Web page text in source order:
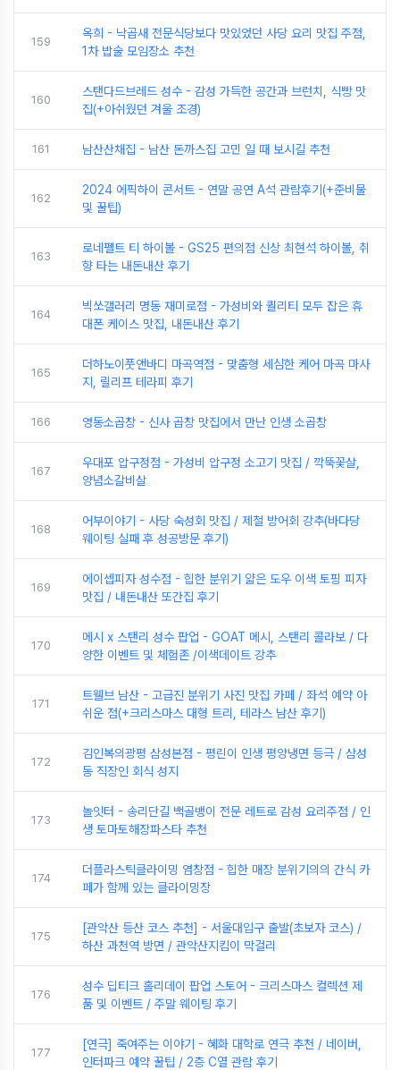
159
옥희 - 낙곱새 전문식당보다 맛있었던 사당 요리 맛집 주점,
1차 밥술 모임장소 추천
160
스탠다드브레드 성수 - 감성 가득한 공간과 브런치, 식빵 맛
집(+아쉬웠던 겨울 조경)
161 남산산채집 - 남산 돈까스집 고민 일 때 보시길 추천
162
2024 에픽하이 콘서트 - 연말 공연 A석 관람후기(+준비물
및 꿀팁)
163
로네펠트 티 하이볼 - GS25 편의점 신상 최현석 하이볼, 취
향 타는 내돈내산 후기
164
빅쏘갤러리 명동 재미로점 - 가성비와 퀄리티 모두 잡은 휴
대폰 케이스 맛집, 내돈내산 후기
165
더하노이풋앤바디 마곡역점 - 맞춤형 세심한 케어 마곡 마사
지, 릴리프 테라피 후기
166 영동소곱창 - 신사 곱창 맛집에서 만난 인생 소곱창
167
우대포 압구정점 - 가성비 압구정 소고기 맛집 / 깍뚝꽃살,
양념소갈비살
168
어부이야기 - 사당 숙성회 맛집 / 제철 방어회 강추(바다당
웨이팅 실패 후 성공방문 후기)
169
에이셉피자 성수점 - 힙한 분위기 얇은 도우 이색 토핑 피자
맛집 / 내돈내산 또간집 후기
170
메시 x 스탠리 성수 팝업 - GOAT 메시, 스탠리 콜라보 / 다
양한 이벤트 및 체험존 /이색데이트 강추
171
트웰브 남산 - 고급진 분위기 사진 맛집 카페 / 좌석 예약 아
쉬운 점(+크리스마스 대형 트리, 테라스 남산 후기)
172
김인복의광평 삼성본점 - 평린이 인생 평양냉면 등극 / 삼성
동 직장인 회식 성지
173
놀잇터 - 송리단길 백골뱅이 전문 레트로 감성 요리주점 / 인
생 토마토해장파스타 추천
174
더플라스틱클라이밍 염창점 - 힙한 매장 분위기의의 간식 카
페가 함께 있는 클라이밍장
175
[관악산 등산 코스 추천] - 서울대입구 출발(초보자 코스) /
하산 과천역 방면 / 관악산지킴이 막걸리
176
성수 딥티크 홀리데이 팝업 스토어 - 크리스마스 컬렉션 제
품 및 이벤트 / 주말 웨이팅 후기
177
[연극] 죽여주는 이야기 - 혜화 대학로 연극 추천 / 네이버,
인터파크 예약 꿀팁 / 2층 C열 관람 후기